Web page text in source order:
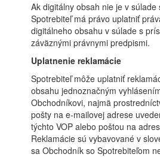
Ak digitálny obsah nie je v súlade
Spotrebiteľ má právo uplatniť
digitálneho obsahu v súlade s
záväznými právnymi predpismi.
Uplatnenie reklamácie
Spotrebiteľ môže uplatniť
obsahu jednoznačným
Obchodníkovi, najmä
pošty na e-mailovej adrese
týchto VOP alebo poštou na
Reklamácie sú vybavované v
sa Obchodník so Spotrebiteľom